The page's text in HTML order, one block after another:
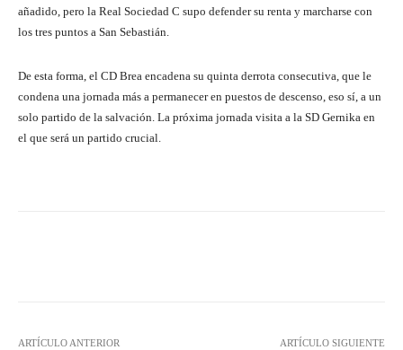
añadido, pero la Real Sociedad C supo defender su renta y marcharse con
los tres puntos a San Sebastián.
De esta forma, el CD Brea encadena su quinta derrota consecutiva, que le
condena una jornada más a permanecer en puestos de descenso, eso sí, a un
solo partido de la salvación. La próxima jornada visita a la SD Gernika en
el que será un partido crucial.
ARTÍCULO ANTERIOR ARTÍCULO SIGUIENTE